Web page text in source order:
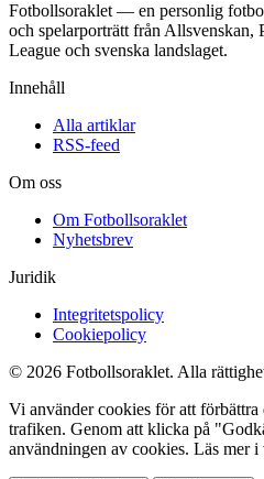
Fotbollsoraklet — en personlig
och spelarporträtt från Allsvenskan,
League och svenska landslaget.
Innehåll
Alla artiklar
RSS-feed
Om oss
Om Fotbollsoraklet
Nyhetsbrev
Juridik
Integritetspolicy
Cookiepolicy
© 2026 Fotbollsoraklet. Alla
Vi använder cookies för att förbättra
trafiken. Genom att klicka på
användningen av cookies. Läs mer i